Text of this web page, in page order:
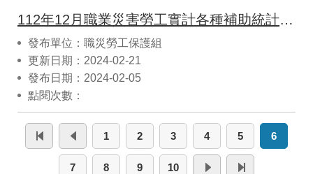
112年12月職業災害勞工實計各種補助統計(CSV)
發布單位：職災勞工保護組
更新日期：2024-02-21
發布日期：2024-02-05
點閱次數：
1 2 3 4 5 6
7 8 9 10